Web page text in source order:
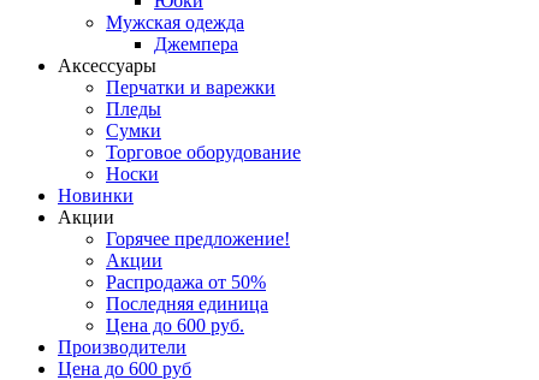
Мужская одежда
Джемпера
Аксессуары
Перчатки и варежки
Пледы
Сумки
Торговое оборудование
Носки
Новинки
Акции
Горячее предложение!
Акции
Распродажа от 50%
Последняя единица
Цена до 600 руб.
Производители
Цена до 600 руб